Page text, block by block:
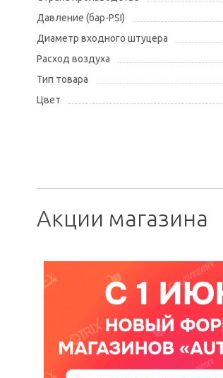
Давление (бар-PSI)
Диаметр входного штуцера
Расход воздуха
Тип товара
Цвет
Акции магазина